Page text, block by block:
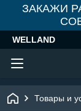
ЗАКАЖИ
WELLAND
Товары и